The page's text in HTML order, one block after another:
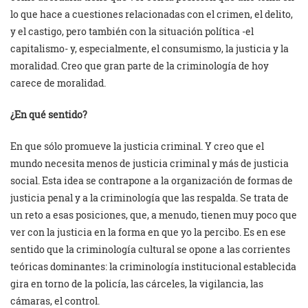
lo que hace a cuestiones relacionadas con el crimen, el delito,
y el castigo, pero también con la situación política -el
capitalismo- y, especialmente, el consumismo, la justicia y la
moralidad. Creo que gran parte de la criminología de hoy
carece de moralidad.
¿En qué sentido?
En que sólo promueve la justicia criminal. Y creo que el
mundo necesita menos de justicia criminal y más de justicia
social. Esta idea se contrapone a la organización de formas de
justicia penal y a la criminología que las respalda. Se trata de
un reto a esas posiciones, que, a menudo, tienen muy poco que
ver con la justicia en la forma en que yo la percibo. Es en ese
sentido que la criminología cultural se opone a las corrientes
teóricas dominantes: la criminología institucional establecida
gira en torno de la policía, las cárceles, la vigilancia, las
cámaras, el control.